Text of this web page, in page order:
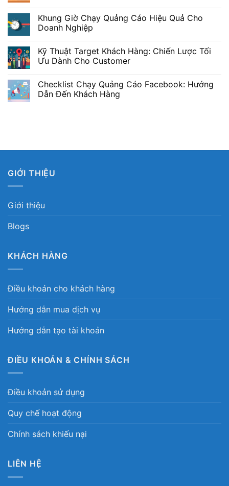
Khung Giờ Chạy Quảng Cáo Hiệu Quả Cho
Doanh Nghiệp
Kỹ Thuật Target Khách Hàng: Chiến Lược Tối
Ưu Dành Cho Customer
Checklist Chạy Quảng Cáo Facebook: Hướng
Dẫn Đến Khách Hàng
GIỚI THIỆU
Giới thiệu
Blogs
KHÁCH HÀNG
Điều khoản cho khách hàng
Hướng dẫn mua dịch vụ
Hướng dẫn tạo tài khoản
ĐIỀU KHOẢN & CHÍNH SÁCH
Điều khoản sử dụng
Quy chế hoạt động
Chính sách khiếu nại
LIÊN HỆ